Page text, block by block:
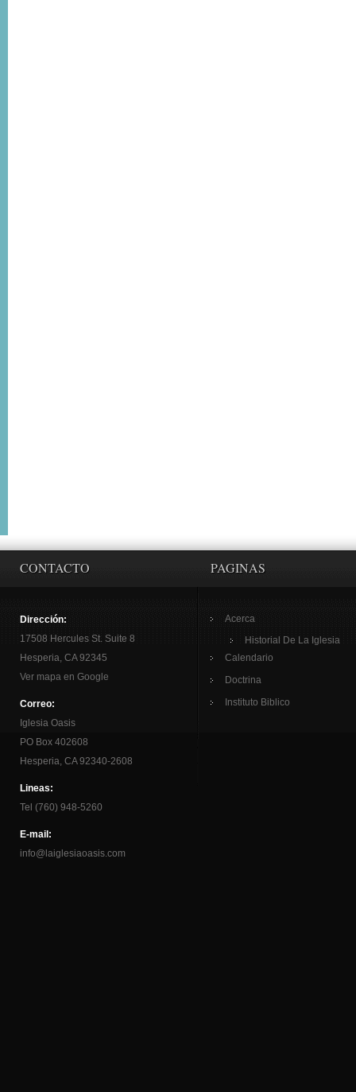
CONTACTO
Dirección:
17508 Hercules St. Suite 8
Hesperia, CA 92345
Ver mapa en Google
Correo:
Iglesia Oasis
PO Box 402608
Hesperia, CA 92340-2608
Lineas:
Tel (760) 948-5260
E-mail:
info@laiglesiaoasis.com
PAGINAS
Acerca
Historial De La Iglesia
Calendario
Doctrina
Instituto Biblico